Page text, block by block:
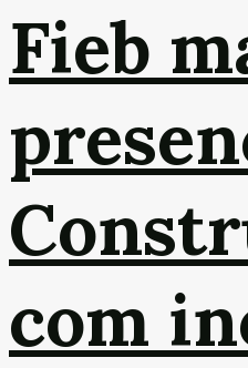
Fieb
com